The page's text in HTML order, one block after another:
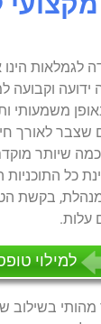
הינו
וקבועה
באופן
שצבר לאורך
כל התוכניות
בקשת
עלות.
למילוי
בשילוב של